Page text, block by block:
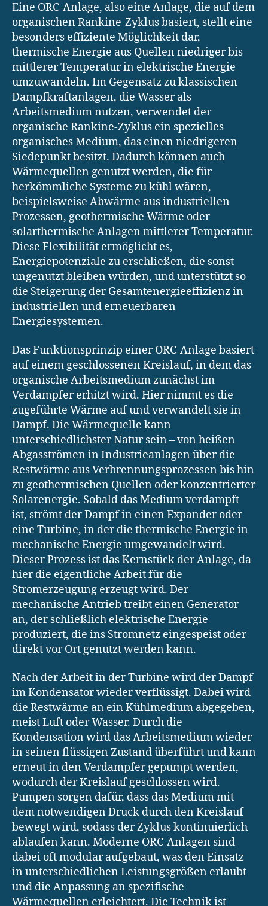
Eine ORC-Anlage, also eine Anlage, die auf dem
organischen Rankine-Zyklus basiert, stellt eine
besonders effiziente Möglichkeit dar,
thermische Energie aus Quellen niedriger bis
mittlerer Temperatur in elektrische Energie
umzuwandeln. Im Gegensatz zu klassischen
Dampfkraftanlagen, die Wasser als
Arbeitsmedium nutzen, verwendet der
organische Rankine-Zyklus ein spezielles
organisches Medium, das einen niedrigeren
Siedepunkt besitzt. Dadurch können auch
Wärmequellen genutzt werden, die für
herkömmliche Systeme zu kühl wären,
beispielsweise Abwärme aus industriellen
Prozessen, geothermische Wärme oder
solarthermische Anlagen mittlerer Temperatur.
Diese Flexibilität ermöglicht es,
Energiepotenziale zu erschließen, die sonst
ungenutzt bleiben würden, und unterstützt so
die Steigerung der Gesamtenergieeffizienz in
industriellen und erneuerbaren
Energiesystemen.
Das Funktionsprinzip einer ORC-Anlage basiert
auf einem geschlossenen Kreislauf, in dem das
organische Arbeitsmedium zunächst im
Verdampfer erhitzt wird. Hier nimmt es die
zugeführte Wärme auf und verwandelt sie in
Dampf. Die Wärmequelle kann
unterschiedlichster Natur sein – von heißen
Abgasströmen in Industrieanlagen über die
Restwärme aus Verbrennungsprozessen bis hin
zu geothermischen Quellen oder konzentrierter
Solarenergie. Sobald das Medium verdampft
ist, strömt der Dampf in einen Expander oder
eine Turbine, in der die thermische Energie in
mechanische Energie umgewandelt wird.
Dieser Prozess ist das Kernstück der Anlage, da
hier die eigentliche Arbeit für die
Stromerzeugung erzeugt wird. Der
mechanische Antrieb treibt einen Generator
an, der schließlich elektrische Energie
produziert, die ins Stromnetz eingespeist oder
direkt vor Ort genutzt werden kann.
Nach der Arbeit in der Turbine wird der Dampf
im Kondensator wieder verflüssigt. Dabei wird
die Restwärme an ein Kühlmedium abgegeben,
meist Luft oder Wasser. Durch die
Kondensation wird das Arbeitsmedium wieder
in seinen flüssigen Zustand überführt und kann
erneut in den Verdampfer gepumpt werden,
wodurch der Kreislauf geschlossen wird.
Pumpen sorgen dafür, dass das Medium mit
dem notwendigen Druck durch den Kreislauf
bewegt wird, sodass der Zyklus kontinuierlich
ablaufen kann. Moderne ORC-Anlagen sind
dabei oft modular aufgebaut, was den Einsatz
in unterschiedlichen Leistungsgrößen erlaubt
und die Anpassung an spezifische
Wärmequellen erleichtert. Die Technik ist